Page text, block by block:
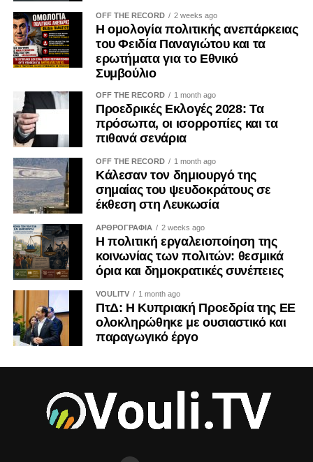
OFF THE RECORD 2 weeks ago
Η ομολογία πολιτικής ανεπάρκειας
του Φειδία Παναγιώτου και τα
ερωτήματα για το Εθνικό
Συμβούλιο
OFF THE RECORD 1 month ago
Προεδρικές Εκλογές 2028: Τα
πρόσωπα, οι ισορροπίες και τα
πιθανά σενάρια
OFF THE RECORD 1 month ago
Κάλεσαν τον δημιουργό της
σημαίας του ψευδοκράτους σε
έκθεση στη Λευκωσία
ΑΡΘΡΟΓΡΑΦΙΑ 2 weeks ago
Η πολιτική εργαλειοποίηση της
κοινωνίας των πολιτών: θεσμικά
όρια και δημοκρατικές συνέπειες
VOULITV 1 month ago
ΠτΔ: Η Κυπριακή Προεδρία της ΕΕ
ολοκληρώθηκε με ουσιαστικό και
παραγωγικό έργο